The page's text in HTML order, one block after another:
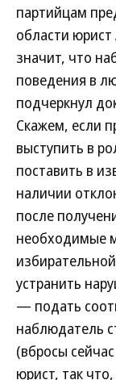
партийцам
области юрист
значит, что
поведения в
подчеркнул
Скажем, если
выступить в
поставить в
наличии
после
необходимые
устранить
— подать
наблюдатель
(вбросы
юрист, так